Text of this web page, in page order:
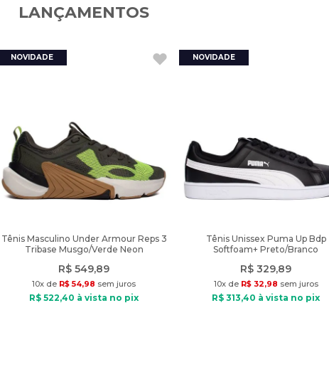
LANÇAMENTOS
Tênis Masculino Under Armour Reps 3
Tribase Musgo/Verde Neon
R$ 549,89
10x de R$ 54,98 sem juros
R$ 522,40 à vista no pix
Tênis Unissex Puma Up Bdp
Softfoam+ Preto/Branco
R$ 329,89
10x de R$ 32,98 sem juros
R$ 313,40 à vista no pix